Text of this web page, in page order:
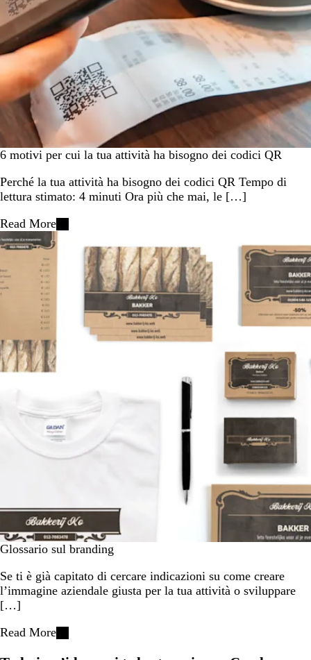
6 motivi per cui la tua attività ha bisogno dei codici QR
Perché la tua attività ha bisogno dei codici QR Tempo di
lettura stimato: 4 minuti Ora più che mai, le […]
Read More
Glossario sul branding
Se ti è già capitato di cercare indicazioni su come creare
l’immagine aziendale giusta per la tua attività o sviluppare
[…]
Read More